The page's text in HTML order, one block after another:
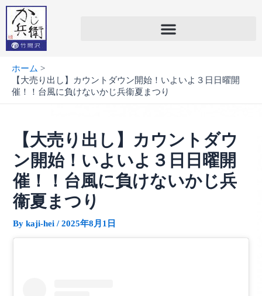
内
を
ホーム
【大売り出し】カウントダウン開始！いよいよ３日日曜開
催！！台風に負けないかじ兵衞夏まつり
【大売り出し】カウントダウ
ン開始！いよいよ３日日曜開
催！！台風に負けないかじ兵
衞夏まつり
Bykaji-hei/2025年8月1日